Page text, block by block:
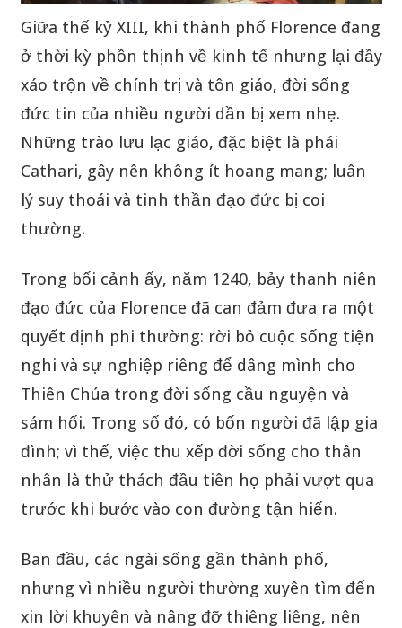
Giữa thế kỷ XIII, khi thành phố Florence đang
ở thời kỳ phồn thịnh về kinh tế nhưng lại đầy
xáo trộn về chính trị và tôn giáo, đời sống
đức tin của nhiều người dần bị xem nhẹ.
Những trào lưu lạc giáo, đặc biệt là phái
Cathari, gây nên không ít hoang mang; luân
lý suy thoái và tinh thần đạo đức bị coi
thường.
Trong bối cảnh ấy, năm 1240, bảy thanh niên
đạo đức của Florence đã can đảm đưa ra một
quyết định phi thường: rời bỏ cuộc sống tiện
nghi và sự nghiệp riêng để dâng mình cho
Thiên Chúa trong đời sống cầu nguyện và
sám hối. Trong số đó, có bốn người đã lập gia
đình; vì thế, việc thu xếp đời sống cho thân
nhân là thử thách đầu tiên họ phải vượt qua
trước khi bước vào con đường tận hiến.
Ban đầu, các ngài sống gần thành phố,
nhưng vì nhiều người thường xuyên tìm đến
xin lời khuyên và nâng đỡ thiêng liêng, nên